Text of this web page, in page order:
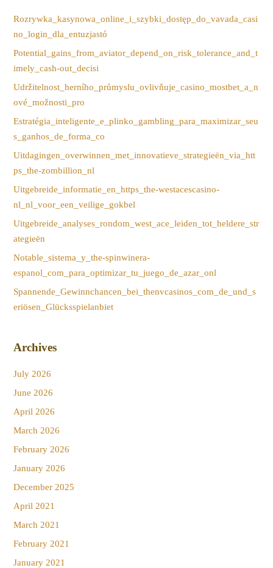
Rozrywka_kasynowa_online_i_szybki_dostęp_do_vavada_casi
no_login_dla_entuzjastó
Potential_gains_from_aviator_depend_on_risk_tolerance_and_t
imely_cash-out_decisi
Udržitelnost_herního_průmyslu_ovlivňuje_casino_mostbet_a_n
ové_možnosti_pro
Estratégia_inteligente_e_plinko_gambling_para_maximizar_seu
s_ganhos_de_forma_co
Uitdagingen_overwinnen_met_innovatieve_strategieën_via_htt
ps_the-zombillion_nl
Uitgebreide_informatie_en_https_the-westacescasino-
nl_nl_voor_een_veilige_gokbel
Uitgebreide_analyses_rondom_west_ace_leiden_tot_heldere_str
ategieën
Notable_sistema_y_the-spinwinera-
espanol_com_para_optimizar_tu_juego_de_azar_onl
Spannende_Gewinnchancen_bei_thenvcasinos_com_de_und_s
eriösen_Glücksspielanbiet
Archives
July 2026
June 2026
April 2026
March 2026
February 2026
January 2026
December 2025
April 2021
March 2021
February 2021
January 2021